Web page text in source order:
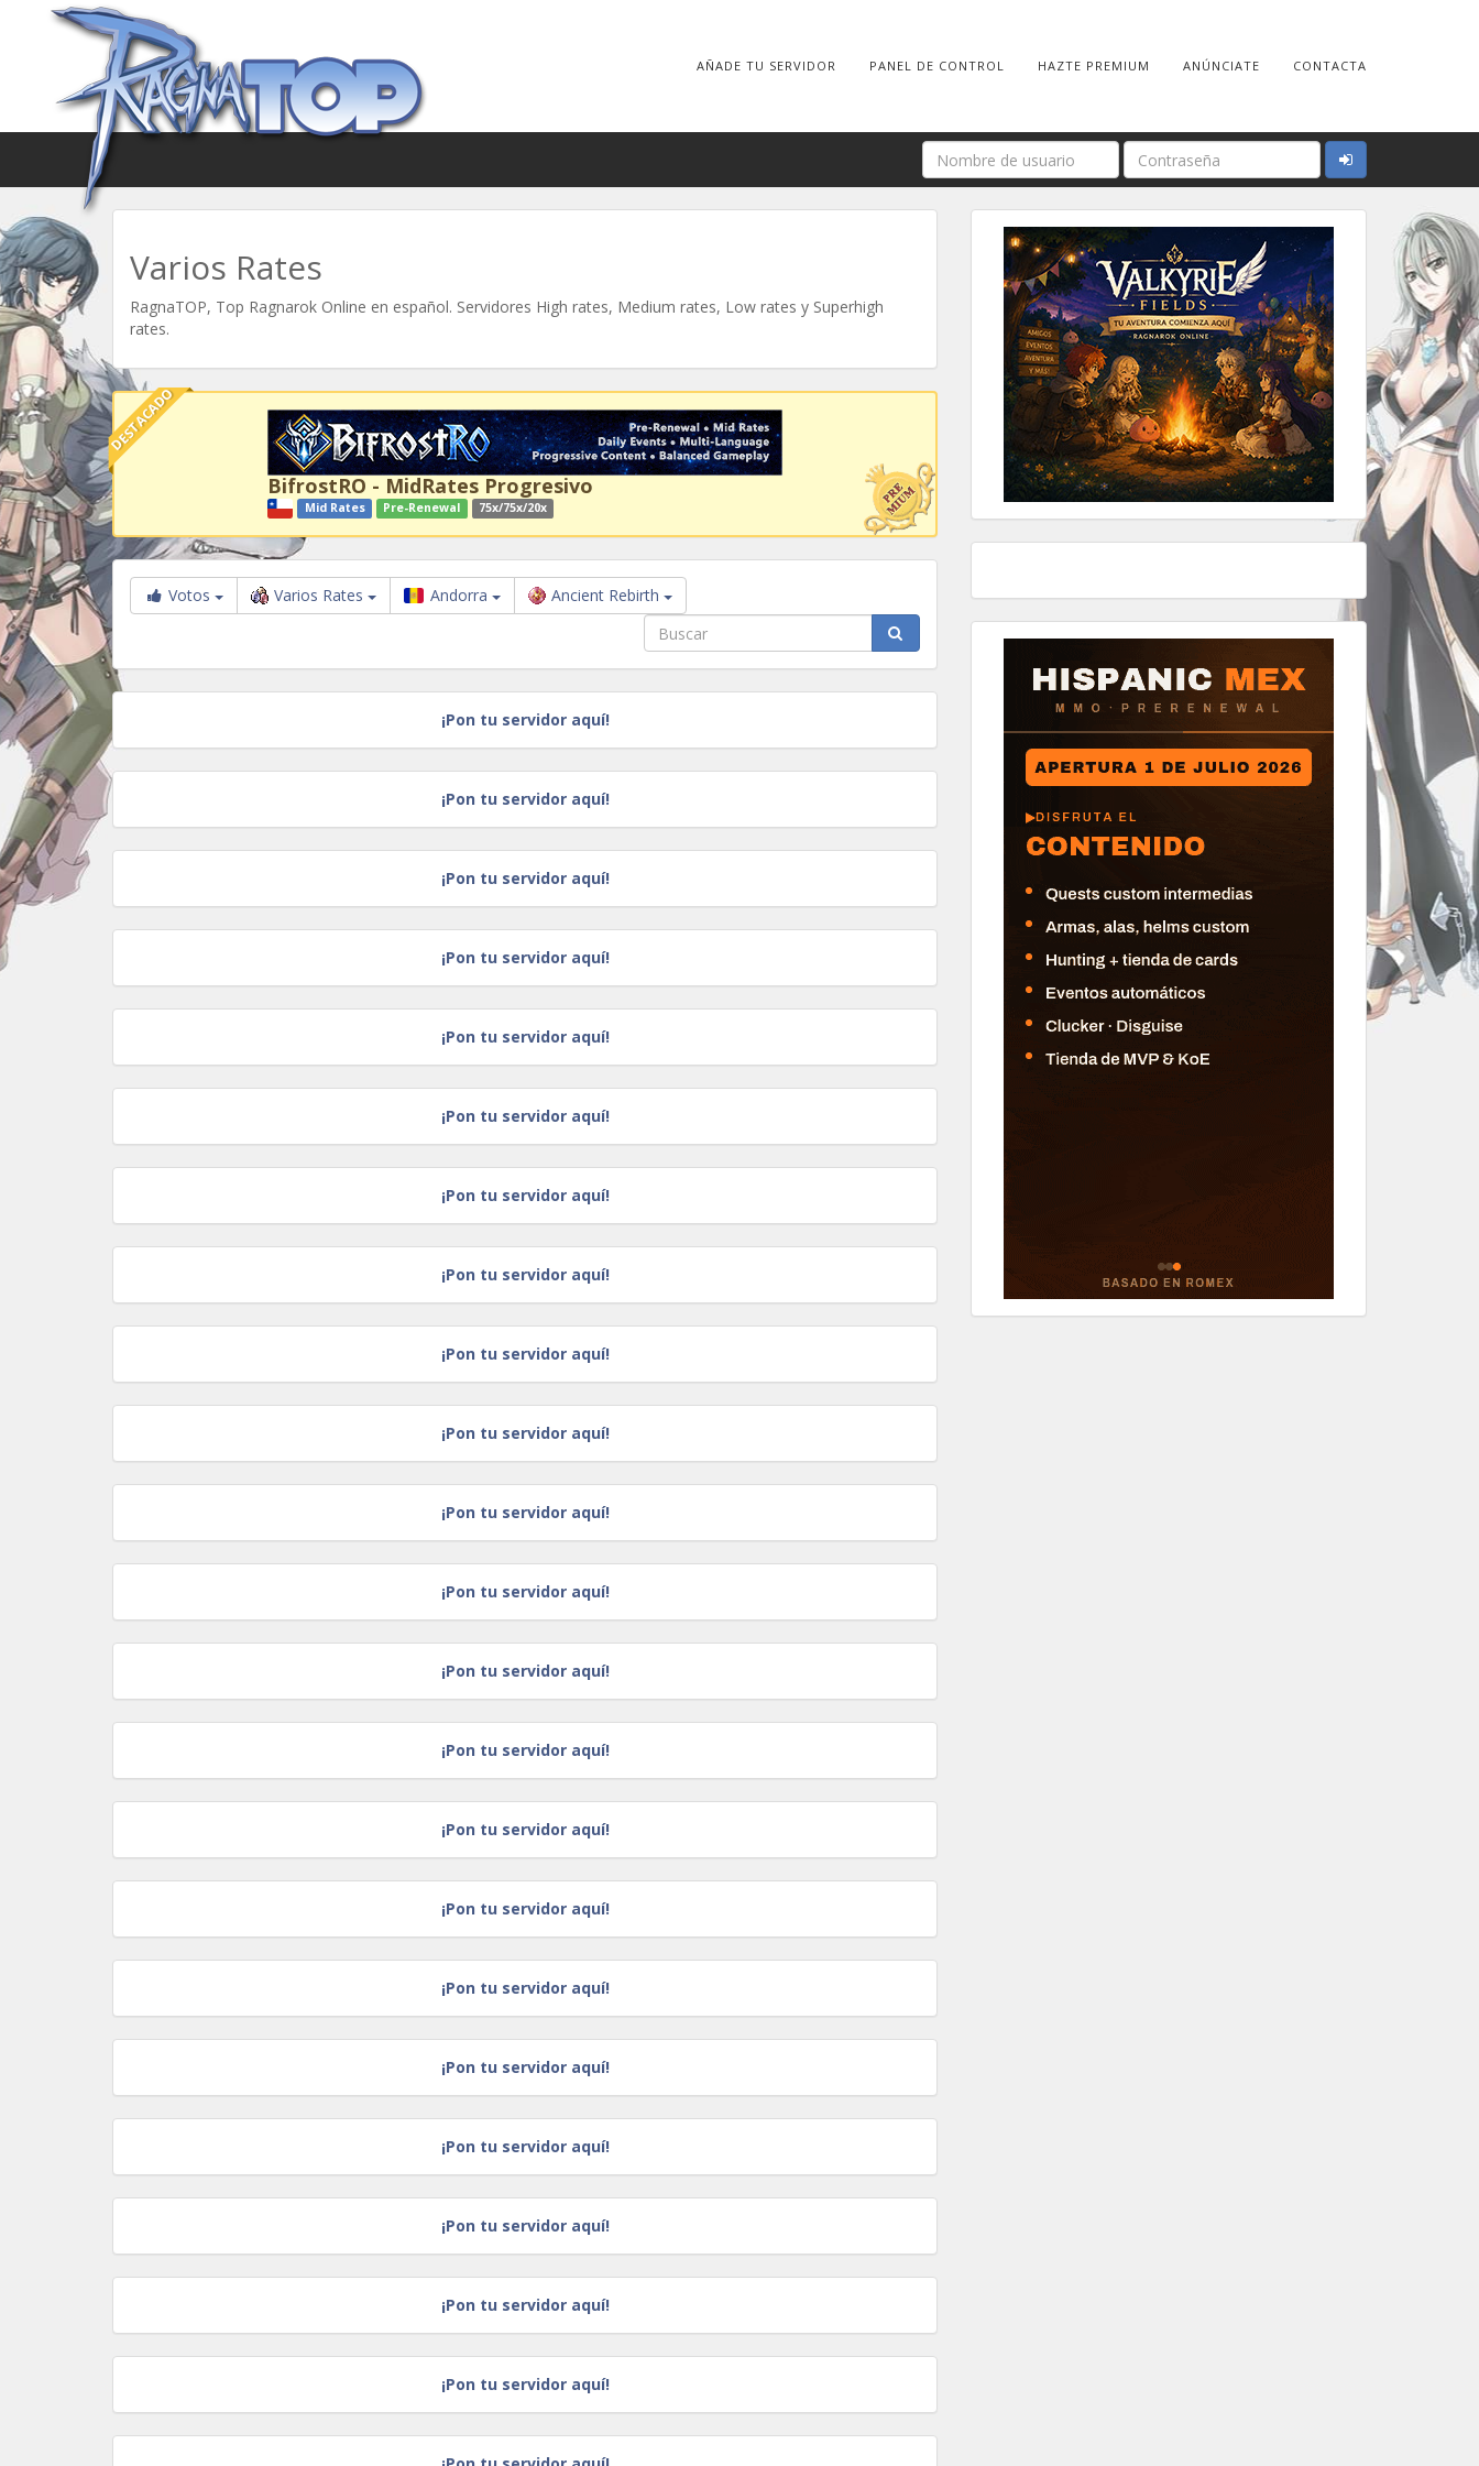
AÑADE TU SERVIDOR PANEL DE CONTROL HAZTE PREMIUM ANÚNCIATE CONTACTA
Varios Rates
RagnaTOP, Top Ragnarok Online en español. Servidores High rates, Medium rates, Low rates y Superhigh
rates.
DESTACADO
BifrostRO - MidRates Progresivo
Mid Rates Pre-Renewal 75x/75x/20x
Votos Varios Rates Andorra Ancient Rebirth
¡Pon tu servidor aquí!
¡Pon tu servidor aquí!
¡Pon tu servidor aquí!
¡Pon tu servidor aquí!
¡Pon tu servidor aquí!
¡Pon tu servidor aquí!
¡Pon tu servidor aquí!
¡Pon tu servidor aquí!
¡Pon tu servidor aquí!
¡Pon tu servidor aquí!
¡Pon tu servidor aquí!
¡Pon tu servidor aquí!
¡Pon tu servidor aquí!
¡Pon tu servidor aquí!
¡Pon tu servidor aquí!
¡Pon tu servidor aquí!
¡Pon tu servidor aquí!
¡Pon tu servidor aquí!
¡Pon tu servidor aquí!
¡Pon tu servidor aquí!
¡Pon tu servidor aquí!
¡Pon tu servidor aquí!